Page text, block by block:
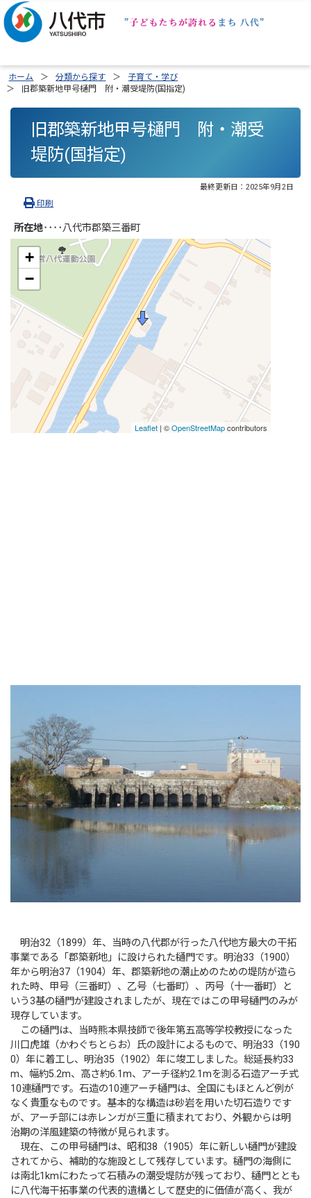
ホーム 分類から探す
子育て・学び
旧郡築新地甲号樋門 附・潮受堤防(国指定)
旧郡築新地甲号樋門 附・潮受
堤防(国指定)
最終更新日： 2025年9月2日
印刷
所在地‥‥八代市郡築三番町
明治32（1899）年、当時の八代郡が行った八代地方最大の干拓
事業である「郡築新地」に設けられた樋門です。明治33（1900）
年から明治37（1904）年、郡築新地の潮止めのための堤防が造ら
れた時、甲号（三番町）、乙号（七番町）、丙号（十一番町）と
いう3基の樋門が建設されましたが、現在ではこの甲号樋門のみが
現存しています。
この樋門は、当時熊本県技師で後年第五高等学校教授になった
川口虎雄（かわぐちとらお）氏の設計によるもので、明治33（190
0）年に着工し、明治35（1902）年に竣工しました。総延長約33
m、幅約5.2m、高さ約6.1m、アーチ径約2.1mを測る石造アーチ式
10連樋門です。石造の10連アーチ樋門は、全国にもほとんど例が
なく貴重なものです。基本的な構造は砂岩を用いた切石造りです
が、アーチ部には赤レンガが三重に積まれており、外観からは明
治期の洋風建築の特徴が見られます。
現在、この甲号樋門は、昭和38（1905）年に新しい樋門が建設
されてから、補助的な施設として残存しています。樋門の海側に
は南北1kmにわたって石積みの潮受堤防が残っており、樋門ととも
に八代海干拓事業の代表的遺構として歴史的に価値が高く、我が